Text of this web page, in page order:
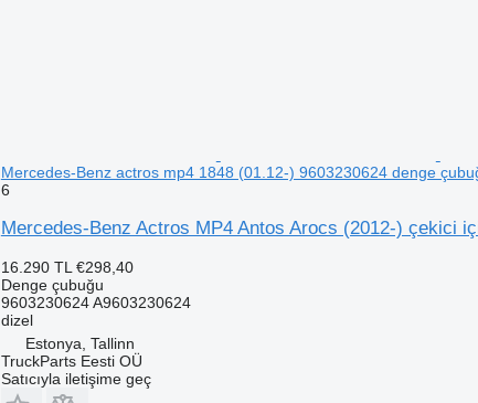
Mercedes-Benz actros mp4 1848 (01.12-) 9603230624 denge
6
Mercedes-Benz Actros MP4 Antos Arocs (2012-) çekici
16.290 TL €298,40
Denge çubuğu
9603230624 A9603230624
dizel
Estonya, Tallinn
TruckParts Eesti OÜ
Satıcıyla iletişime geç